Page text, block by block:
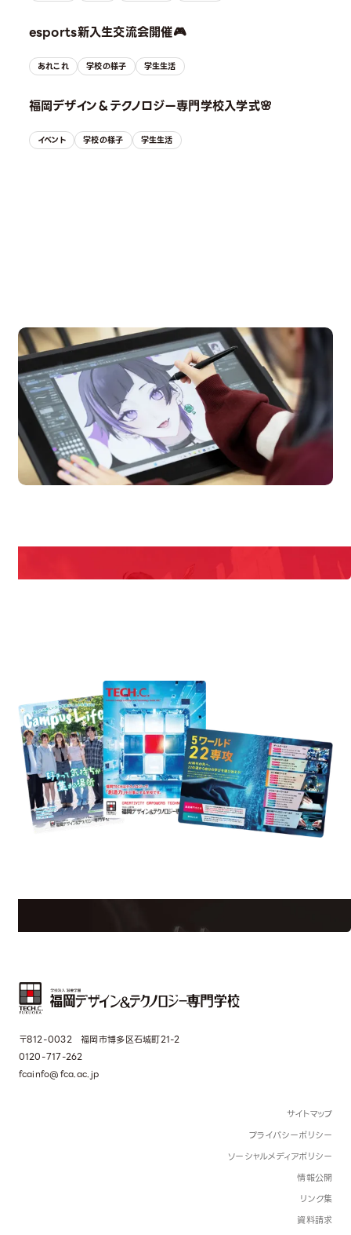
esports新入生交流会開催🎮
あれこれ 学校の様子 学生生活
福岡デザイン＆テクノロジー専門学校入学式🌸
イベント 学校の様子 学生生活
Campus Open
Information
〒812-0032 福岡市博多区石城町21-2
0120-717-262
fcainfo@fca.ac.jp
サイトマップ
プライバシーポリシー
ソーシャルメディアポリシー
情報公開
リンク集
資料請求